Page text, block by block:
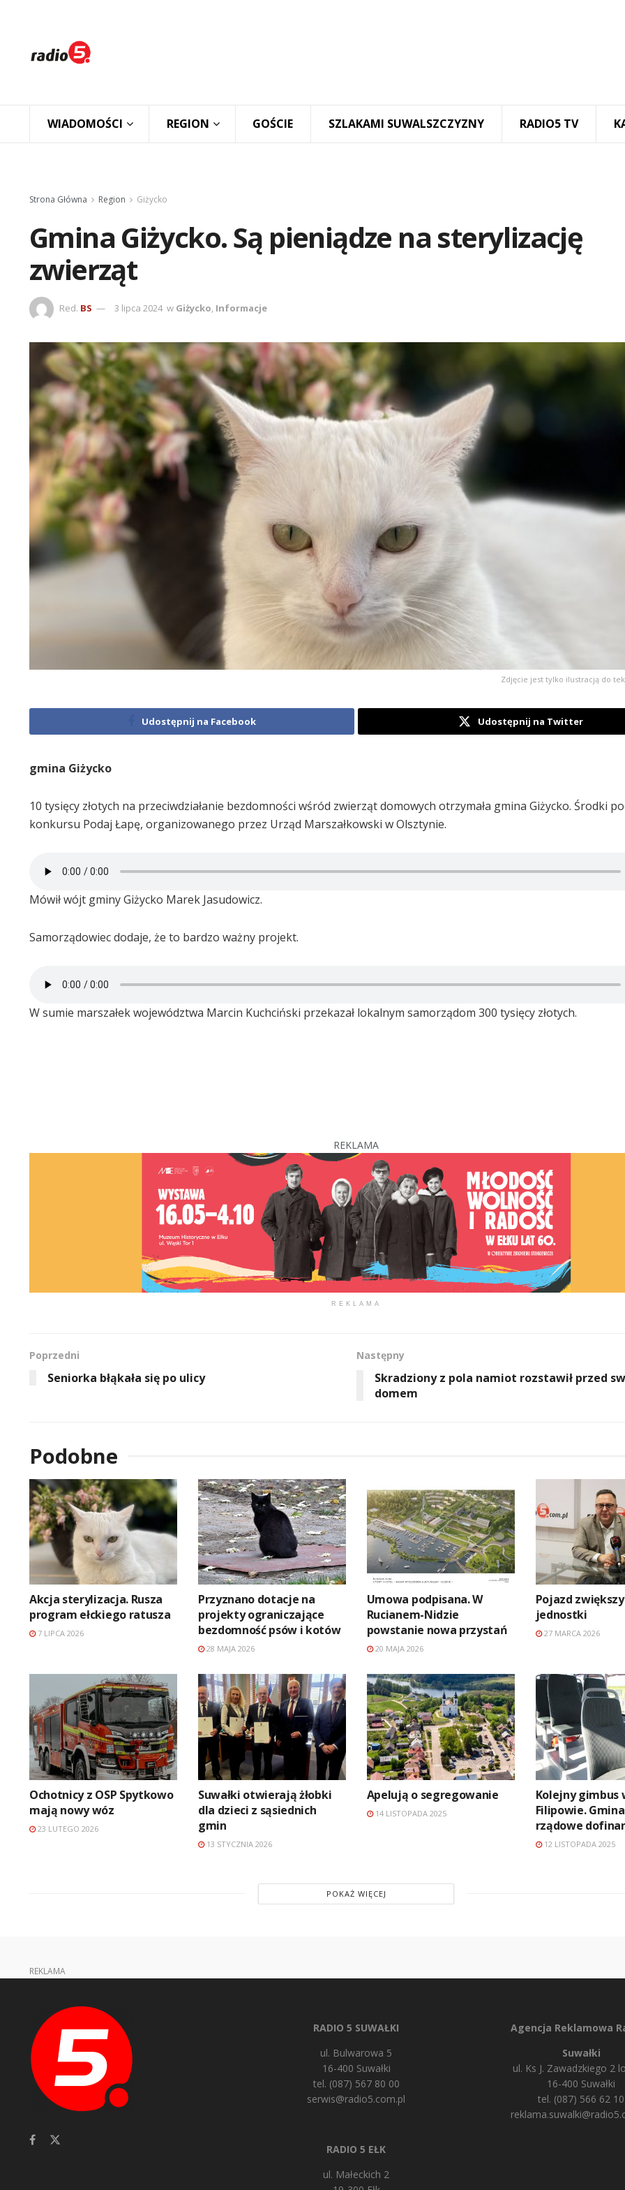
WIADOMOŚCI REGION GOŚCIE SZLAKAMI SUWALSZCZYZNY RADIO5 TV
Strona Główna Region Giżycko
Gmina Giżycko. Są pieniądze na sterylizację
zwierząt
Red. BS 3 lipca 2024 w Giżycko, Informacje
Zdjęcie jest tylko ilustracją do
Udostępnij na Facebook Udostępnij na Twitter
gmina Giżycko
10 tysięcy złotych na przeciwdziałanie bezdomności wśród zwierząt domowych otrzymała gmina Giżycko. Środki
konkursu Podaj Łapę, organizowanego przez Urząd Marszałkowski w Olsztynie.
Mówił wójt gminy Giżycko Marek Jasudowicz.
Samorządowiec dodaje, że to bardzo ważny projekt.
W sumie marszałek województwa Marcin Kuchciński przekazał lokalnym samorządom 300 tysięcy złotych.
REKLAMA
REKLAMA
Poprzedni
Seniorka błąkała się po ulicy
Następny
Skradziony z pola namiot rozstawił przed
domem
Podobne
Akcja sterylizacja. Rusza
program ełckiego ratusza
7 LIPCA 2026
Przyznano dotacje na
projekty ograniczające
bezdomność psów i kotów
28 MAJA 2026
Umowa podpisana. W
Rucianem-Nidzie
powstanie nowa przystań
20 MAJA 2026
Pojazd
jednostki
27 MARCA 2026
Ochotnicy z OSP Spytkowo
mają nowy wóz
23 LUTEGO 2026
Suwałki otwierają żłobki
dla dzieci z sąsiednich
gmin
13 STYCZNIA 2026
Apelują o segregowanie
14 LISTOPADA 2025
Kolejny gimbus
Filipowie.
rządowe
12 LISTOPADA 2025
POKAŻ WIĘCEJ
REKLAMA
RADIO 5 SUWAŁKI
ul. Bulwarowa 5
16-400 Suwałki
tel. (087) 567 80 00
serwis@radio5.com.pl
RADIO 5 EŁK
ul. Małeckich 2
Agencja Reklamowa
Suwałki
ul. Ks J. Zawadzkiego 2
16-400 Suwałki
tel. (087) 566 62 10